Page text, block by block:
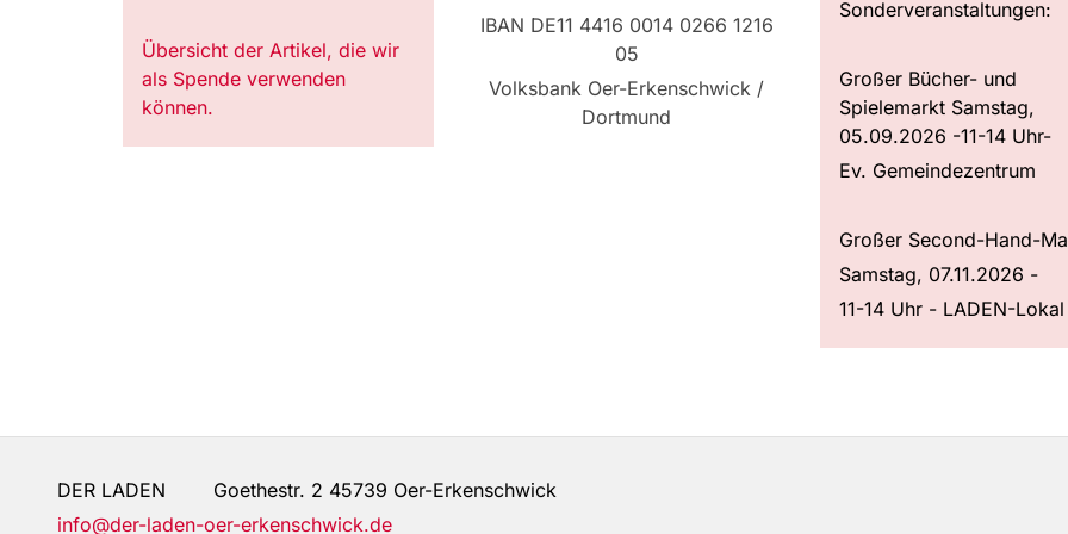
Übersicht der Artikel, die wir
als Spende verwenden
können.
IBAN DE11 4416 0014 0266 1216
05
Volksbank Oer-Erkenschwick /
Dortmund
Sonderveranstaltungen:
Großer Bücher- und
Spielemarkt Samstag,
05.09.2026 -11-14 Uhr-
Ev. Gemeindezentrum
Großer Second-Hand-
Samstag, 07.11.2026 -
11-14 Uhr - LADEN-Lokal
DER LADEN Goethestr. 2 45739 Oer-Erkenschwick
info@der-laden-oer-erkenschwick.de